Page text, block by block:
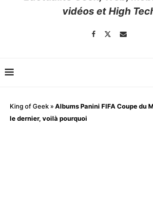
vidéos et High
King of Geek »Albums Panini FIFA Coupe du
le dernier, voilà pourquoi